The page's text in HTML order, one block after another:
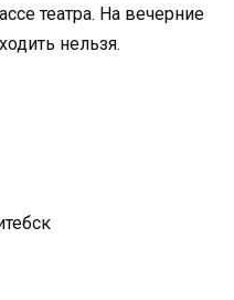
театра. На вечерние
нельзя.